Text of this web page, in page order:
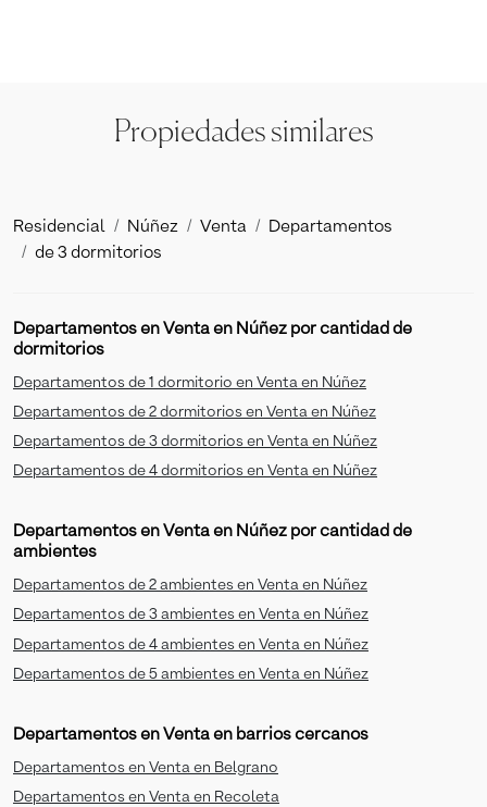
Propiedades similares
Residencial Núñez Venta
Departamentos
de 3 dormitorios
Departamentos en Venta en Núñez por cantidad de
dormitorios
Departamentos de 1 dormitorio en Venta en Núñez
Departamentos de 2 dormitorios en Venta en Núñez
Departamentos de 3 dormitorios en Venta en Núñez
Departamentos de 4 dormitorios en Venta en Núñez
Departamentos en Venta en Núñez por cantidad de
ambientes
Departamentos de 2 ambientes en Venta en Núñez
Departamentos de 3 ambientes en Venta en Núñez
Departamentos de 4 ambientes en Venta en Núñez
Departamentos de 5 ambientes en Venta en Núñez
Departamentos en Venta en barrios cercanos
Departamentos en Venta en Belgrano
Departamentos en Venta en Recoleta